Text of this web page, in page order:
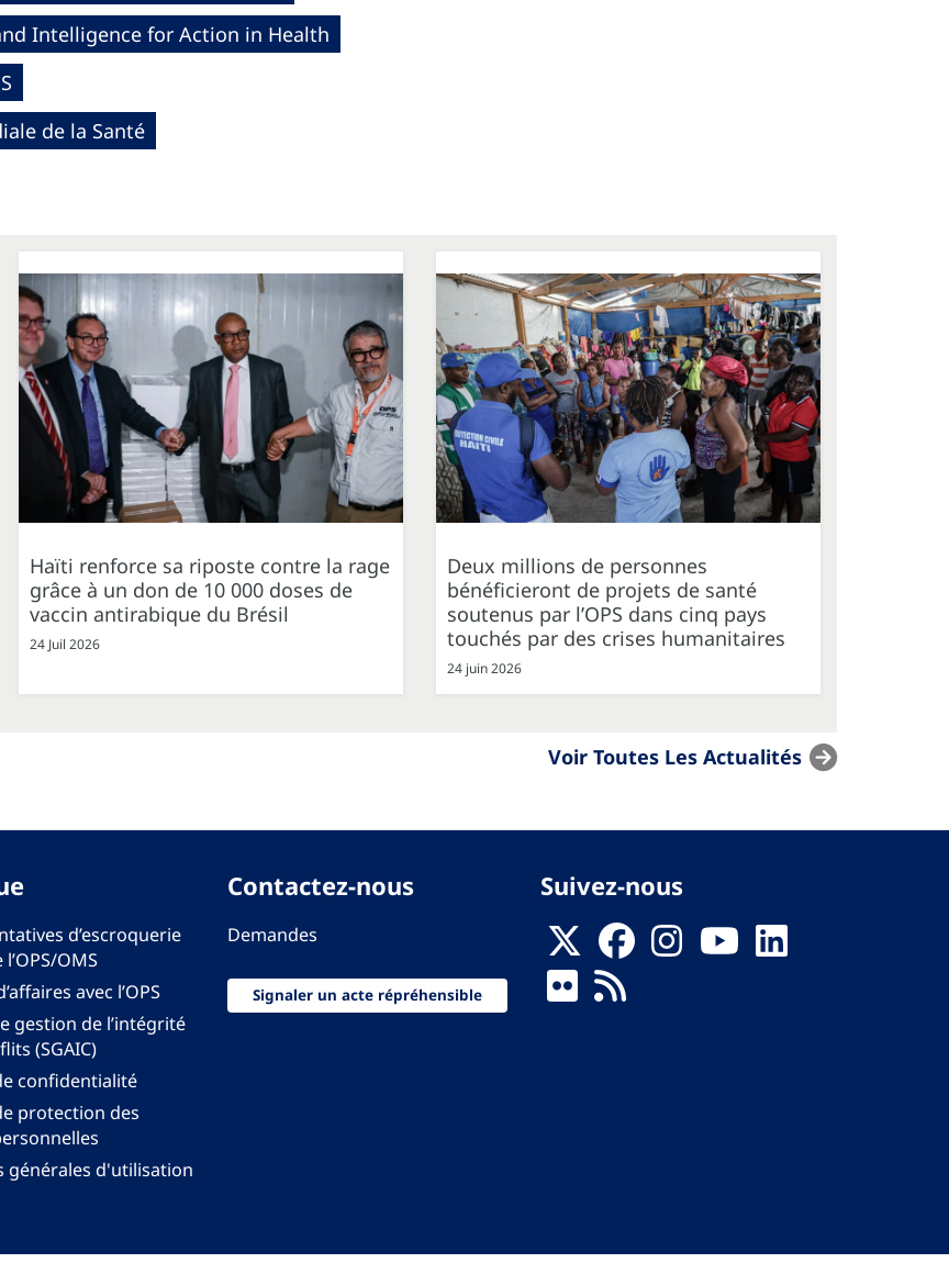
Intelligence for Action in Health
de la Santé
Haïti renforce sa riposte contre la rage
grâce à un don de 10 000 doses de
vaccin antirabique du Brésil
24 Juil 2026
Deux millions de personnes
bénéficieront de projets de santé
soutenus par l’OPS dans cinq pays
touchés par des crises humanitaires
24 juin 2026
Voir Toutes Les Actualités
d’escroquerie
OMS
avec l’OPS
gestion de l’intégrité
(SGAIC)
confidentialité
protection des
générales d'utilisation
Contactez-nous
Demandes
Signaler un acte répréhensible
Suivez-nous